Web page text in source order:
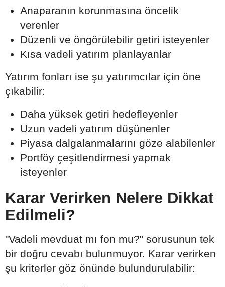
Anaparanın korunmasına öncelik
verenler
Düzenli ve öngörülebilir getiri isteyenler
Kısa vadeli yatırım planlayanlar
Yatırım fonları ise şu yatırımcılar için öne
çıkabilir:
Daha yüksek getiri hedefleyenler
Uzun vadeli yatırım düşünenler
Piyasa dalgalanmalarını göze alabilenler
Portföy çeşitlendirmesi yapmak
isteyenler
Karar Verirken Nelere Dikkat
Edilmeli?
"Vadeli mevduat mı fon mu?" sorusunun tek
bir doğru cevabı bulunmuyor. Karar verirken
şu kriterler göz önünde bulundurulabilir: